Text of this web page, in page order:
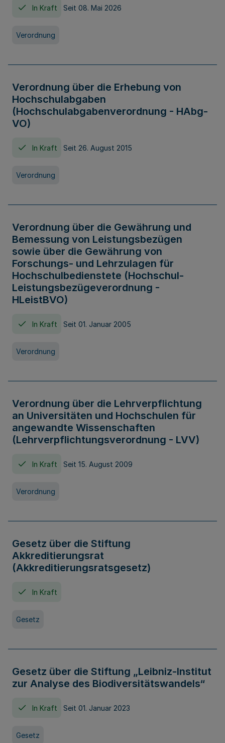
In Kraft Seit 08. Mai 2026
Verordnung
Verordnung über die Erhebung von
Hochschulabgaben
(Hochschulabgabenverordnung - HAbg-
VO)
In Kraft Seit 26. August 2015
Verordnung
Verordnung über die Gewährung und
Bemessung von Leistungsbezügen
sowie über die Gewährung von
Forschungs- und Lehrzulagen für
Hochschulbedienstete (Hochschul-
Leistungsbezügeverordnung -
HLeistBVO)
In Kraft Seit 01. Januar 2005
Verordnung
Verordnung über die Lehrverpflichtung
an Universitäten und Hochschulen für
angewandte Wissenschaften
(Lehrverpflichtungsverordnung - LVV)
In Kraft Seit 15. August 2009
Verordnung
Gesetz über die Stiftung
Akkreditierungsrat
(Akkreditierungsratsgesetz)
In Kraft
Gesetz
Gesetz über die Stiftung „Leibniz-Institut
zur Analyse des Biodiversitätswandels“
In Kraft Seit 01. Januar 2023
Gesetz